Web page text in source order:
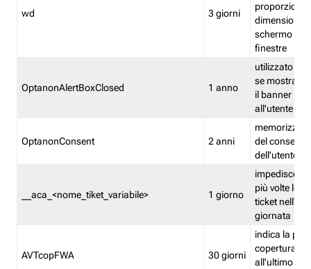
wd 3 giorni
proporzioni
dimensioni
schermo e
finestre
OptanonAlertBoxClosed 1 anno
utilizzato per
se mostrare
il banner
all'utente
OptanonConsent 2 anni
memorizza
del
dell'utente
__aca_<nome_tiket_variabile> 1 giorno
impedisce di
più volte lo
ticket
giornata
AVTcopFWA 30 giorni
indica la
copertura
all'ultimo